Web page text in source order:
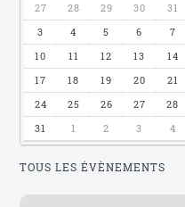
27 28 29 30 31
3
4 5 6 7
10
11 12 13 14
17
18 19 20 21
24
25 26 27 28
31
1 2 3 4
TOUS LES ÉVÈNEMENTS